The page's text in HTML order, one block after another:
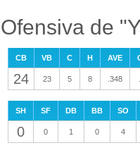
Ofensiva de
CB VB C H AVE
24 23 5 8 .348
SH SF DB BB SO
0 0 1 0 4